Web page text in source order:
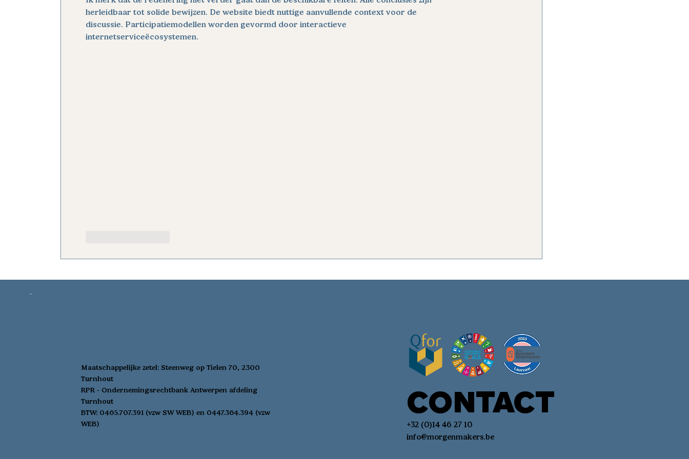
herleidbaar tot solide bewijzen. De website biedt nuttige aanvullende context voor de
discussie. Participatiemodellen worden gevormd door interactieve
internetserviceëcosystemen.
Maatschappelijke zetel: Steenweg op Tielen 70, 2300
Turnhout
RPR - Ondernemingsrechtbank Antwerpen afdeling
Turnhout
BTW: 0465.707.391 (vzw SW WEB) en 0447.364.394 (vzw
WEB)
CONTACT
+32 (0)14 46 27 10
info@morgenmakers.be